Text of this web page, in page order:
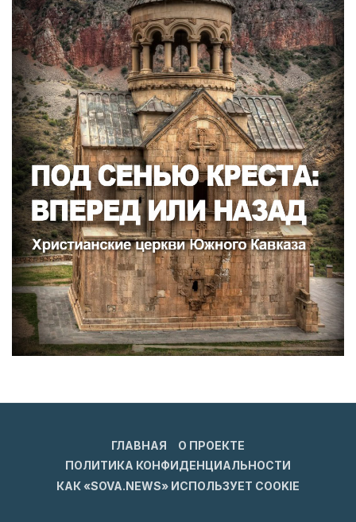
ГЛАВНАЯ
О ПРОЕКТЕ
ПОЛИТИКА КОНФИДЕНЦИАЛЬНОСТИ
КАК «SOVA.NEWS» ИСПОЛЬЗУЕТ COOKIE